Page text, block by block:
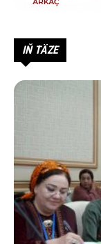
IŇ TÄZE